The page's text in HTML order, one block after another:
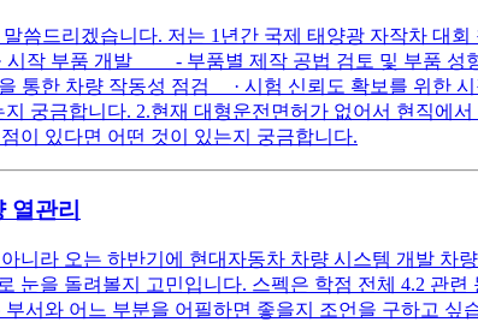
씀드리겠습니다. 저는 1년간 국제 태양광 자작차 대
시작 부품 개발 - 부품별 제작 공법 검토 및 부품
한 차량 작동성 점검 · 시험 신뢰도 확보를 위한 시
궁금합니다. 2.현재 대형운전면허가 없어서 현직에
이 있다면 어떤 것이 있는지 궁금합니다.
열관리
니라 오는 하반기에 현대자동차 차량 시스템 개발 차
눈을 돌려볼지 고민입니다. 스펙은 학점 전체 4.2 관
서와 어느 부분을 어필하면 좋을지 조언을 구하고 싶